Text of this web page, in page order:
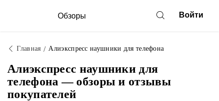
Обзоры Войти
Главная Алиэкспресс наушники для телефона
Алиэкспресс наушники для
телефона — обзоры и отзывы
покупателей